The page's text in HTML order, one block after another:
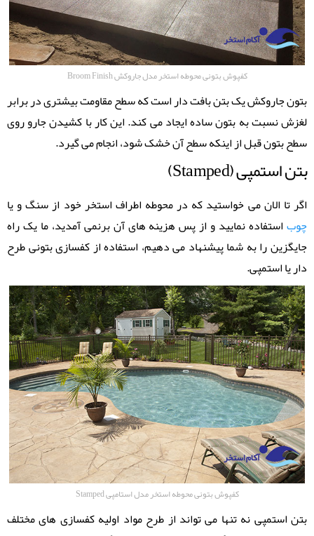
کفپوش بتونی محوطه استخر مدل جاروکش Broom Finish
بتون جاروکش یک بتن بافت دار است که سطح مقاومت بیشتری در برابر
لغزش نسبت به بتون ساده ایجاد می ‌کند. این کار با کشیدن جارو روی
سطح بتون قبل از اینکه سطح آن خشک شود، انجام می گیرد.
بتن استمپی (Stamped)
اگر تا الان می خواستید که در محوطه اطراف استخر خود از سنگ و یا
چوباستفاده نمایید و از پس هزینه های آن برنمی آمدید، ما یک راه
جایگزین را به شما پیشنهاد می دهیم، استفاده از کفسازی بتونی طرح
دار یا استمپی.
کفپوش بتونی محوطه استخر مدل استامپی Stamped
بتن استمپی نه تنها می تواند از طرح مواد اولیه کفسازی های مختلف